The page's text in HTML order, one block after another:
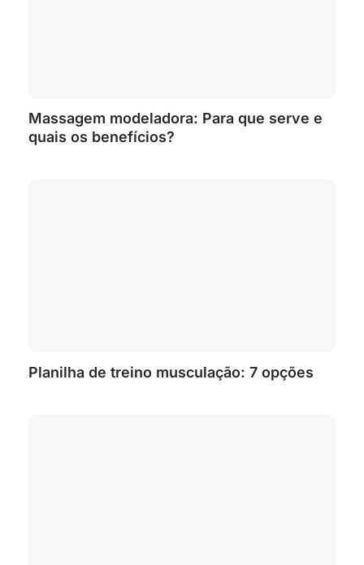
Massagem modeladora: Para que serve e
quais os benefícios?
Planilha de treino musculação: 7 opções